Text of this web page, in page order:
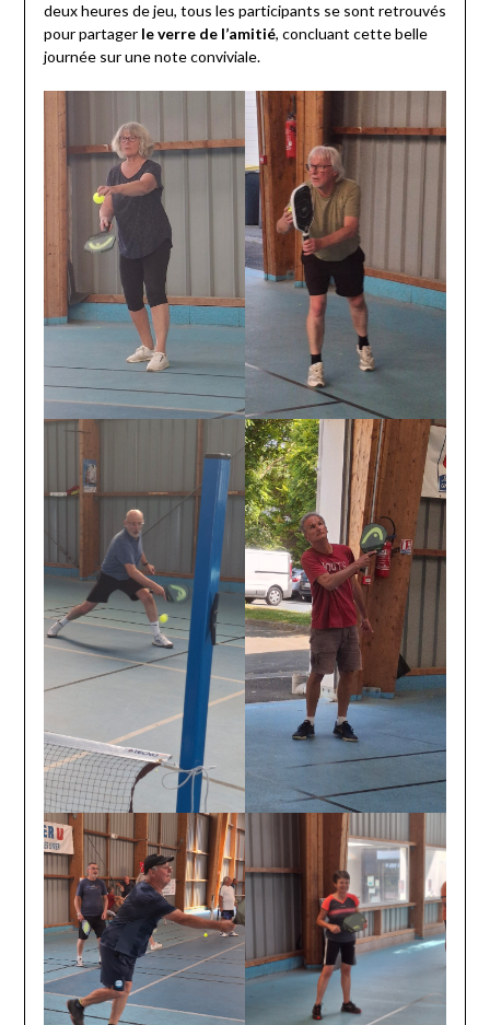
deux heures de jeu, tous les participants se sont retrouvés
pour partager le verre de l’amitié, concluant cette belle
journée sur une note conviviale.